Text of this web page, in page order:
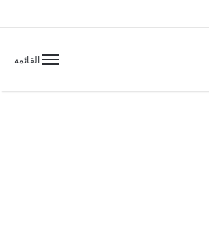
القائمة